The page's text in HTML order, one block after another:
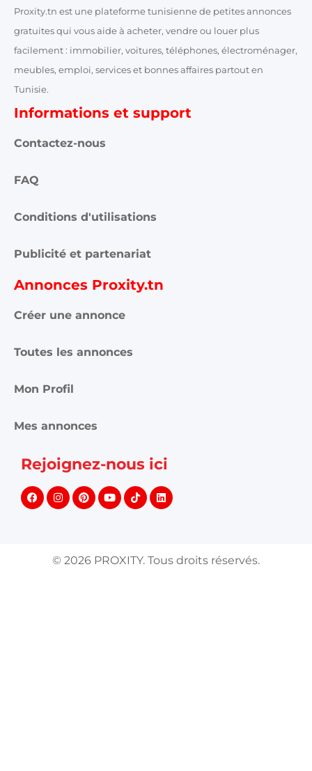
Proxity.tn est une plateforme tunisienne de petites annonces
gratuites qui vous aide à acheter, vendre ou louer plus
facilement : immobilier, voitures, téléphones, électroménager,
meubles, emploi, services et bonnes affaires partout en
Tunisie.
Informations et support
Contactez-nous
FAQ
Conditions d'utilisations
Publicité et partenariat
Annonces Proxity.tn
Créer une annonce
Toutes les annonces
Mon Profil
Mes annonces
Rejoignez-nous ici
© 2026 PROXITY. Tous droits réservés.